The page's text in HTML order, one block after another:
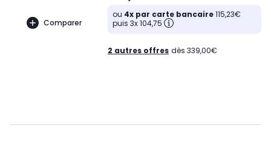
Comparer
ou 4x par carte bancaire115,23€
puis 3x 104,75
2 autres offres dès 339,00€